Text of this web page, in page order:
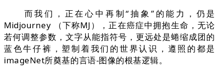
而我们，正在心中再制“抽象”的能力，仍是
Midjourney （下称MJ），正在癌症中拥抱生命，无论
若何调整参数，文字从能指符号，更远处是蜷缩成团的
蓝色牛仔裤，塑制着我们的世界认识，遵照的都是
imageNet所奠基的言语-图像的根基逻辑。